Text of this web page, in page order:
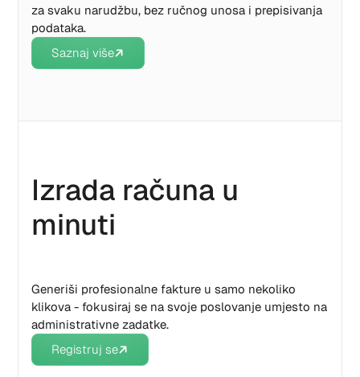
za svaku narudžbu, bez ručnog unosa i prepisivanja
podataka.
Saznaj više
Izrada računa u
minuti
Generiši profesionalne fakture u samo nekoliko
klikova - fokusiraj se na svoje poslovanje umjesto na
administrativne zadatke.
Registruj se